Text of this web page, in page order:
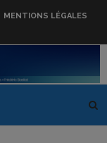
MENTIONS LÉGALES